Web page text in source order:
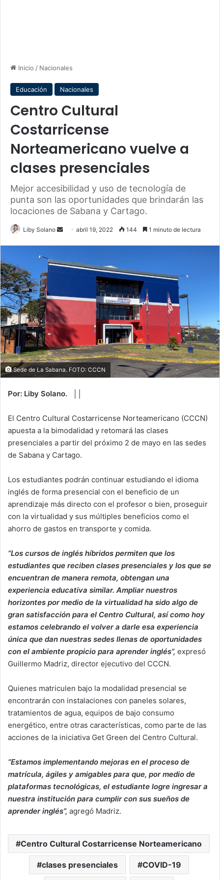
Inicio / Nacionales
Educación Nacionales
Centro Cultural
Costarricense
Norteamericano vuelve a
clases presenciales
Mejor accesibilidad y uso de tecnología de
punta son las oportunidades que brindarán las
locaciones de Sabana y Cartago.
Liby Solano
Sendabril 19, 2022 144 1 minuto de lectura
Sede de La Sabana. FOTO: CCCN
Por: Liby Solano. ││
El Centro Cultural Costarricense Norteamericano (CCCN)
apuesta a la bimodalidad y retomará las clases
presenciales a partir del próximo 2 de mayo en las sedes
de Sabana y Cartago.
Los estudiantes podrán continuar estudiando el idioma
inglés de forma presencial con el beneficio de un
aprendizaje más directo con el profesor o bien, proseguir
con la virtualidad y sus múltiples beneficios como el
ahorro de gastos en transporte y comida.
“Los cursos de inglés híbridos permiten que los
estudiantes que reciben clases presenciales y los que se
encuentran de manera remota, obtengan una
experiencia educativa similar. Ampliar nuestros
horizontes por medio de la virtualidad ha sido algo de
gran satisfacción para el Centro Cultural, así como hoy
estamos celebrando el volver a darle esa experiencia
única que dan nuestras sedes llenas de oportunidades
con el ambiente propicio para aprender inglés”, expresó
Guillermo Madriz, director ejecutivo del CCCN.
Quienes matriculen bajo la modalidad presencial se
encontrarán con instalaciones con paneles solares,
tratamientos de agua, equipos de bajo consumo
energético, entre otras características, como parte de las
acciones de la iniciativa Get Green del Centro Cultural.
“Estamos implementando mejoras en el proceso de
matrícula, ágiles y amigables para que, por medio de
plataformas tecnológicas, el estudiante logre ingresar a
nuestra institución para cumplir con sus sueños de
aprender inglés”, agregó Madriz.
Centro Cultural Costarricense Norteamericano
clases presenciales COVID-19